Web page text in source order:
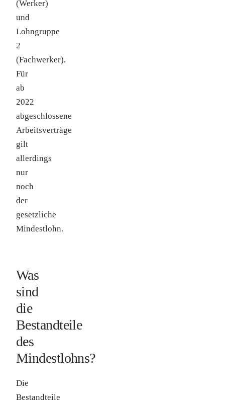
(Werker)
und
Lohngruppe
2
(Fachwerker).
Für
ab
2022
abgeschlossene
Arbeitsverträge
gilt
allerdings
nur
noch
der
gesetzliche
Mindestlohn.
Was
sind
die
Bestandteile
des
Mindestlohns?
Die
Bestandteile